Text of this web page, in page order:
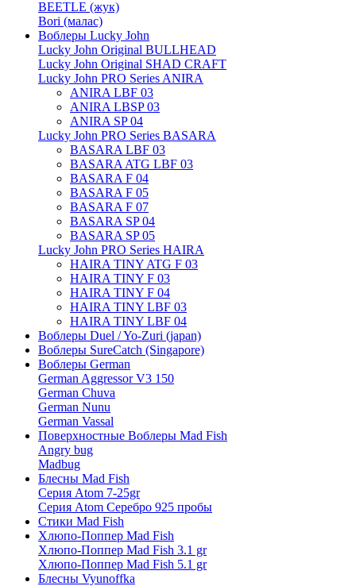
BEETLE (жук)
Bori (малас)
Воблеры Lucky John
Lucky John Original BULLHEAD
Lucky John Original SHAD CRAFT
Lucky John PRO Series ANIRA
ANIRA LBF 03
ANIRA LBSP 03
ANIRA SP 04
Lucky John PRO Series BASARA
BASARA LBF 03
BASARA ATG LBF 03
BASARA F 04
BASARA F 05
BASARA F 07
BASARA SP 04
BASARA SP 05
Lucky John PRO Series HAIRA
HAIRA TINY ATG F 03
HAIRA TINY F 03
HAIRA TINY F 04
HAIRA TINY LBF 03
HAIRA TINY LBF 04
Воблеры Duel / Yo-Zuri (japan)
Воблеры SureCatch (Singapore)
Воблеры German
German Aggressor V3 150
German Chuva
German Nunu
German Vassal
Поверхностные Воблеры Mad Fish
Angry bug
Madbug
Блесны Mad Fish
Серия Atom 7-25gr
Серия Atom Серебро 925 пробы
Стики Mad Fish
Хлюпо-Поппер Mad Fish
Хлюпо-Поппер Mad Fish 3.1 gr
Хлюпо-Поппер Mad Fish 5.1 gr
Блесны Vyunoffka